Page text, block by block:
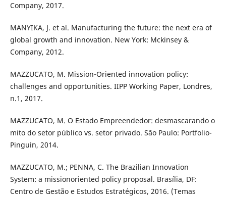
Company, 2017.
MANYIKA, J. et al. Manufacturing the future: the next era of
global growth and innovation. New York: Mckinsey &
Company, 2012.
MAZZUCATO, M. Mission-Oriented innovation policy:
challenges and opportunities. IIPP Working Paper, Londres,
n.1, 2017.
MAZZUCATO, M. O Estado Empreendedor: desmascarando o
mito do setor público vs. setor privado. São Paulo: Portfolio-
Pinguin, 2014.
MAZZUCATO, M.; PENNA, C. The Brazilian Innovation
System: a missionoriented policy proposal. Brasília, DF:
Centro de Gestão e Estudos Estratégicos, 2016. (Temas